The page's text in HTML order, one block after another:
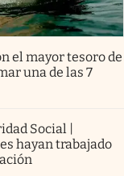
el mayor tesoro de
una de las 7
Social |
hayan trabajado